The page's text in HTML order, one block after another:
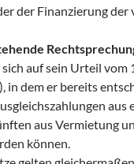
der Finanzierung der
auf sein Urteil vom
in dem er bereits
aus
aus Vermietung
können.